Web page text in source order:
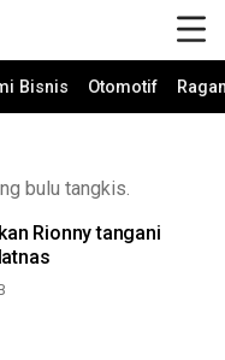
Bisnis Otomotif
bulu tangkis.
Rionny tangani